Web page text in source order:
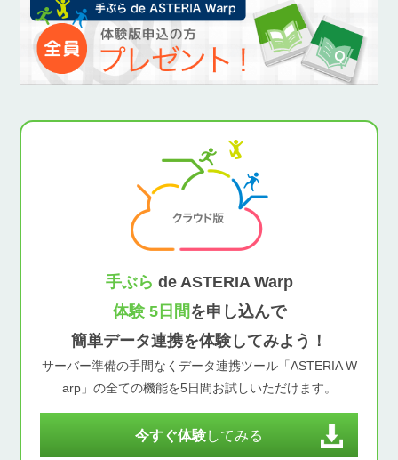
手ぶら de ASTERIA Warp
体験 5日間を申し込んで
簡単データ連携を体験してみよう！
サーバー準備の手間なくデータ連携ツール「ASTERIA W
arp」の全ての機能を5日間お試しいただけます。
今すぐ体験してみる